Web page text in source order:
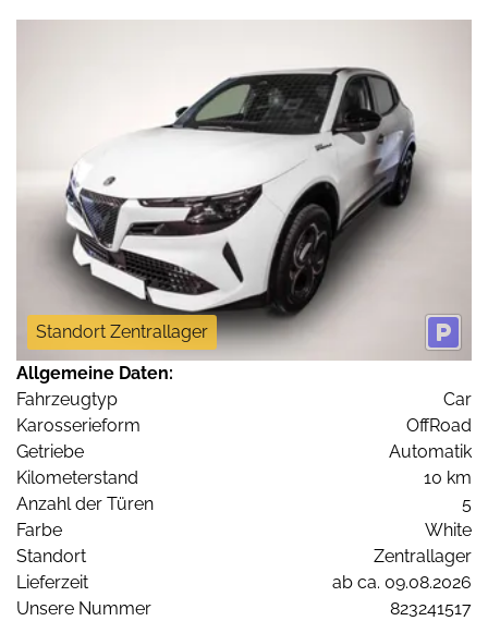
Standort Zentrallager
Allgemeine Daten:
Fahrzeugtyp
Car
Karosserieform
OffRoad
Getriebe
Automatik
Kilometerstand
10 km
Anzahl der Türen
5
Farbe
White
Standort
Zentrallager
Lieferzeit
ab ca. 09.08.2026
Unsere Nummer
823241517